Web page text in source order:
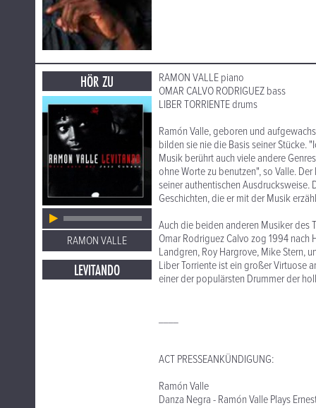
HÖR ZU
RAMON VALLE
LEVITANDO
RAMON VALLE piano
OMAR CALVO RODRIGUEZ bass
LIBER TORRIENTE drums
Ramón Valle, geboren und
bilden sie nie die Basis seiner Stücke.
Musik berührt auch viele andere
ohne Worte zu benutzen", so Valle.
seiner authentischen Ausdrucksweise.
Geschichten, die er mit der Musik
Auch die beiden anderen Musiker des
Omar Rodriguez Calvo zog 1994 nach
Landgren, Roy Hargrove, Mike Stern,
Liber Torriente ist ein großer Virtuose
einer der populärsten Drummer der
____
ACT PRESSEANKÜNDIGUNG:
Ramón Valle
Danza Negra - Ramón Valle Plays